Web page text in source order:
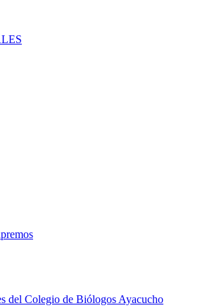
del Colegio de Biólogos Ayacucho